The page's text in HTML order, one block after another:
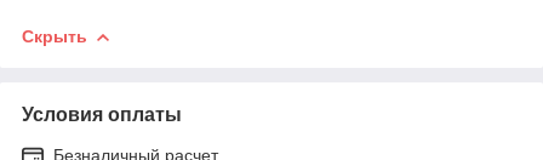
Скрыть
Условия оплаты
Безналичный расчет